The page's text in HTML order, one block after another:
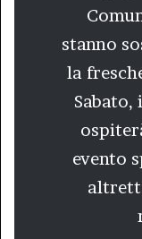
stanno
la
Sabato,
evento